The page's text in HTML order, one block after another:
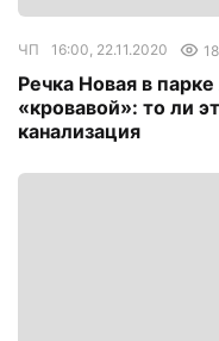
ЧП 16:00, 22.11.2020
Речка Новая в
«кровавой»: то ли
канализация